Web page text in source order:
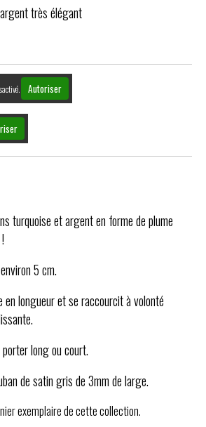
très élégant
Autoriser
turquoise et argent en forme de plume
5 cm.
en longueur et se raccourcit à volonté
long ou court.
de satin gris de 3mm de large.
exemplaire de cette collection.